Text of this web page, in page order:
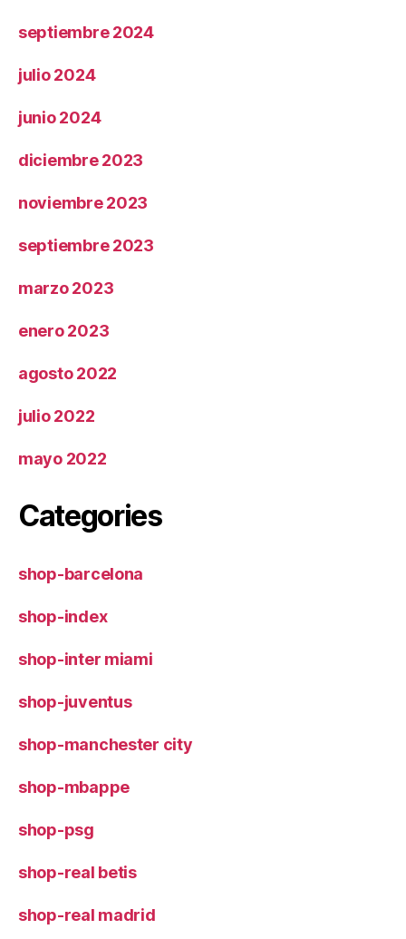
septiembre 2024
julio 2024
junio 2024
diciembre 2023
noviembre 2023
septiembre 2023
marzo 2023
enero 2023
agosto 2022
julio 2022
mayo 2022
Categories
shop-barcelona
shop-index
shop-inter miami
shop-juventus
shop-manchester city
shop-mbappe
shop-psg
shop-real betis
shop-real madrid